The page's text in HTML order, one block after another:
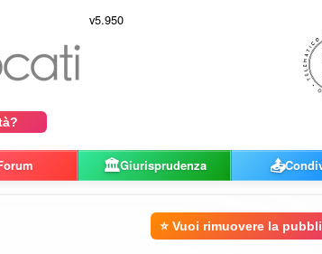
v5.950
🏛️Giurisprudenza 📤
⭐ Vuoi rimuovere la